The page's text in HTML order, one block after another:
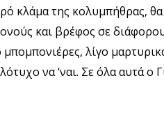
κλάμα της κολυμπήθρας,
και βρέφος σε
λίγο
να ‘ναι. Σε όλα αυτά ο